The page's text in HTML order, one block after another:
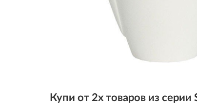
Купи от 2х товаров из